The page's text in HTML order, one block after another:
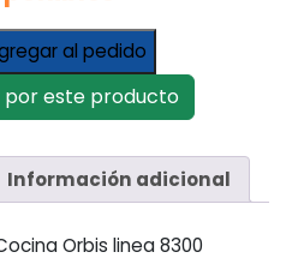
al pedido
por este producto
Información adicional
Orbis linea 8300